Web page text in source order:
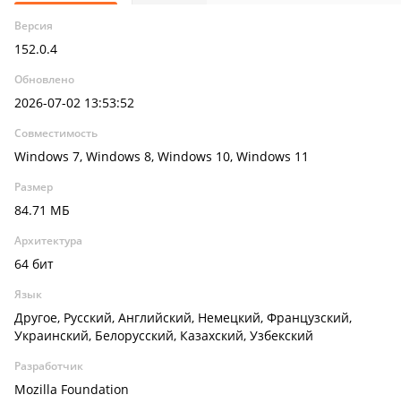
Версия
152.0.4
Обновлено
2026-07-02 13:53:52
Совместимость
Windows 7, Windows 8, Windows 10, Windows 11
Размер
84.71 МБ
Архитектура
64 бит
Язык
Другое, Русский, Английский, Немецкий, Французский,
Украинский, Белорусский, Казахский, Узбекский
Разработчик
Mozilla Foundation